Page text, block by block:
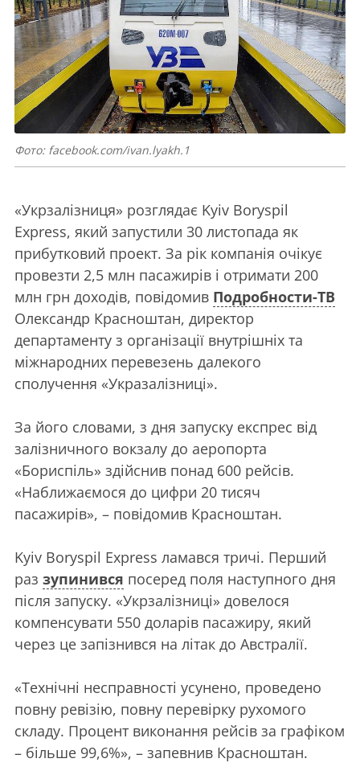
Фото: facebook.com/ivan.lyakh.1
«Укрзалізниця» розглядає Kyiv Boryspil
Express, який запустили 30 листопада як
прибутковий проект. За рік компанія очікує
провезти 2,5 млн пасажирів і отримати 200
млн грн доходів, повідомив Подробности-ТВ
Олександр Красноштан, директор
департаменту з організації внутрішніх та
міжнародних перевезень далекого
сполучення «Укразалізниці».
За його словами, з дня запуску експрес від
залізничного вокзалу до аеропорта
«Бориспіль» здійснив понад 600 рейсів.
«Наближаємося до цифри 20 тисяч
пасажирів», – повідомив Красноштан.
Kyiv Boryspil Express ламався тричі. Перший
раз зупинився посеред поля наступного дня
після запуску. «Укрзалізниці» довелося
компенсувати 550 доларів пасажиру, який
через це запізнився на літак до Австралії.
«Технічні несправності усунено, проведено
повну ревізію, повну перевірку рухомого
складу. Процент виконання рейсів за графіком
– більше 99,6%», – запевнив Красноштан.